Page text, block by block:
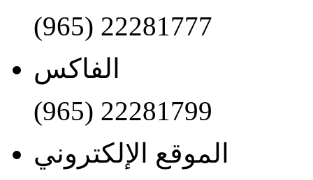
(965) 22281777
الفاكس
(965) 22281799
الموقع الإلكتروني